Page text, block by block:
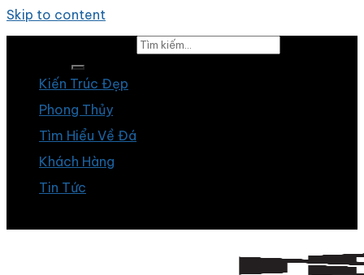
Skip to content
Kiến Trúc Đẹp
Phong Thủy
Tìm Hiểu Về Đá
Khách Hàng
Tin Tức